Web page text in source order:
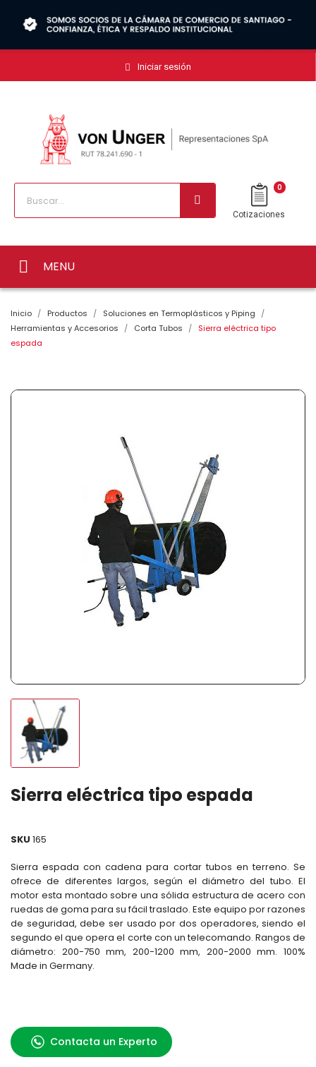
Iniciar sesión
0
Cotizaciones
MENU
Inicio Productos
Soluciones en Termoplásticos y Piping
Herramientas y Accesorios
Corta Tubos
Sierra eléctrica tipo
espada
Sierra eléctrica tipo espada
SKU 165
Sierra espada con cadena para cortar tubos en terreno. Se
ofrece de diferentes largos, según el diámetro del tubo. El
motor esta montado sobre una sólida estructura de acero con
ruedas de goma para su fácil traslado. Este equipo por razones
de seguridad, debe ser usado por dos operadores, siendo el
segundo el que opera el corte con un telecomando. Rangos de
diámetro: 200-750 mm, 200-1200 mm, 200-2000 mm. 100%
Made in Germany.
Contacta un Experto